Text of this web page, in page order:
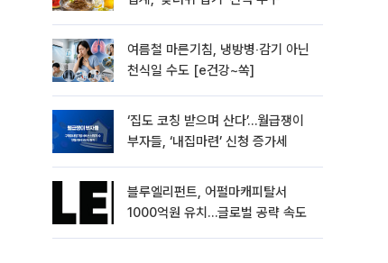
여름철 마른기침, 냉방병‧감기 아닌
천식일 수도 [e건강~쏙]
‘집도 코칭 받으며 산다’…월급쟁이
부자들, ‘내집마련’ 신청 증가세
블루엘리펀트, 어펄마캐피탈서
1000억원 유치…글로벌 공략 속도